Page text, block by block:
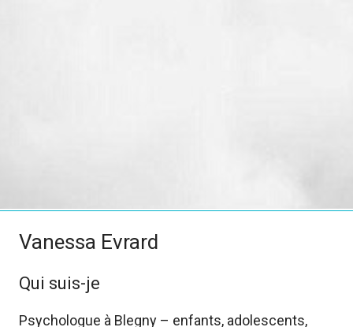
Vanessa Evrard
Qui suis-je
Psychologue à Blegny – enfants, adolescents,